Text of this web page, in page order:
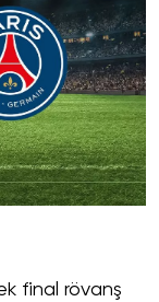
final rövanş